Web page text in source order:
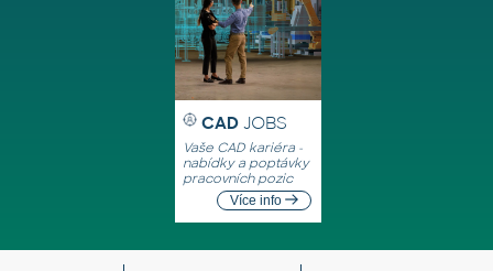
CAD JOBS
Vaše CAD kariéra -
nabídky a poptávky
pracovních pozic
Více info